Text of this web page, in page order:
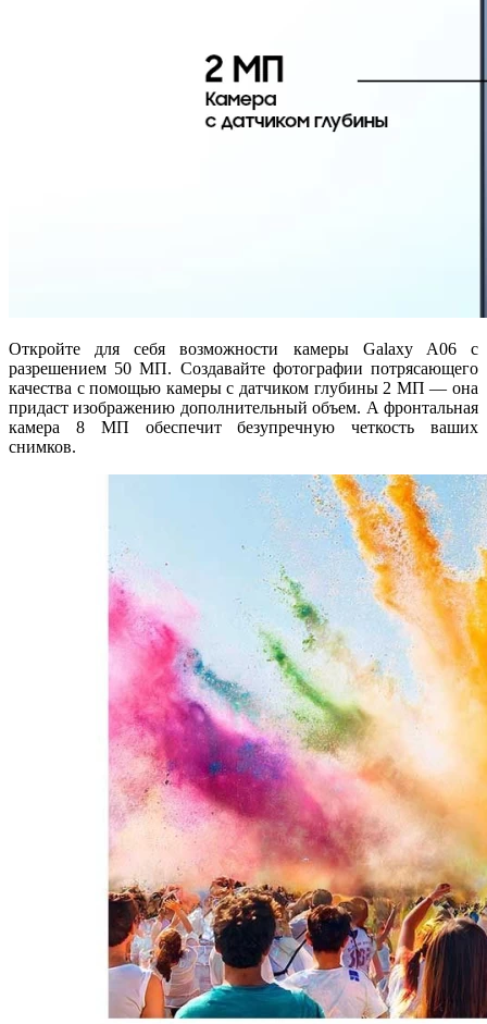
Откройте для себя возможности камеры Galaxy A06 с
разрешением 50 МП. Создавайте фотографии потрясающего
качества с помощью камеры с датчиком глубины 2 МП — она
придаст изображению дополнительный объем. А фронтальная
камера 8 МП обеспечит безупречную четкость ваших
снимков.